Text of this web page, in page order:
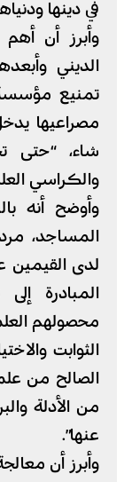
في دينها
وأبرز أن
الديني
تمنيع
مصراعيها
شاء، “حتى
والكراسي
وأوضح أنه
المساجد،
لدى القيمين
المبادرة
محصولهم
الثوابت
الصالح من
من الأدلة
عنها”.
وأبرز أن